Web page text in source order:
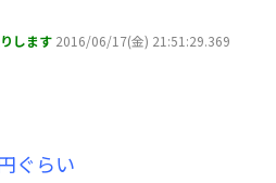
します 2016/06/17(金) 21:51:29.369
ぐらい